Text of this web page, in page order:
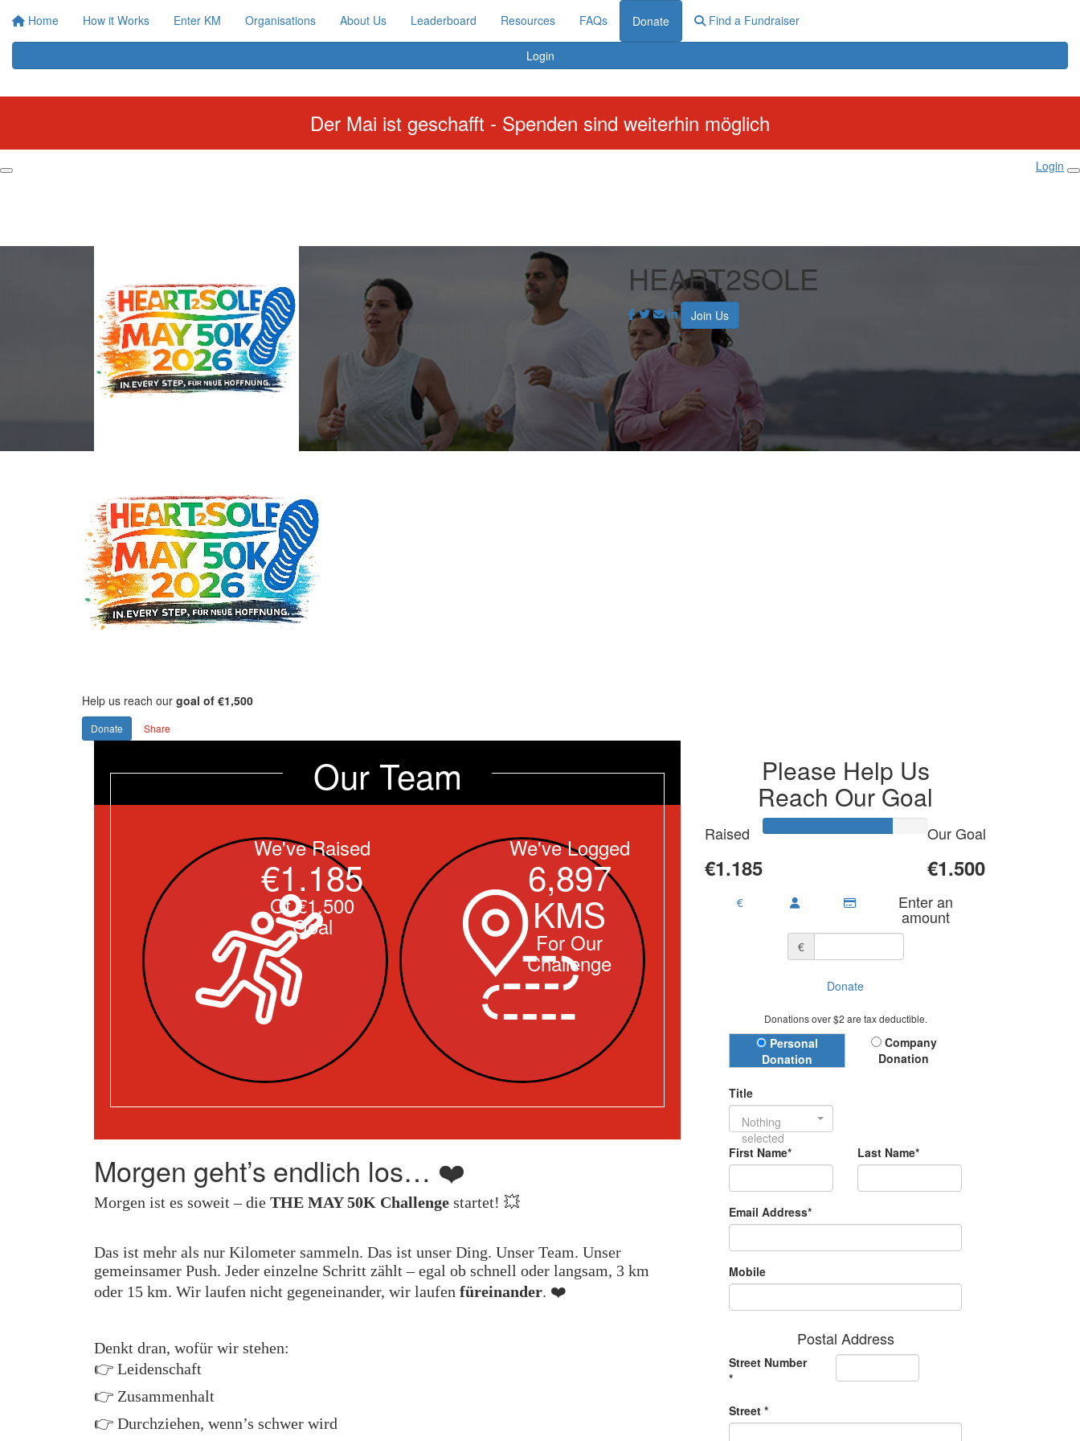
Home How it Works Enter KM Organisations About Us Leaderboard Resources FAQs Donate Find a Fundraiser
Login
Der Mai ist geschafft - Spenden sind weiterhin möglich
Login
HEART2SOLE
Join Us
Help us reach our goal of €1,500
Donate Share
Please Help Us
Reach Our Goal
Raised
€1.185
Our Goal
€1.500
€ Enter an
amount
€
Donate
Donations over $2 are tax deductible.
Donation Type
Personal
Donation
Company
Donation
Title
Nothing
selected
First Name*
Last Name*
Email Address*
Mobile
Postal Address
Street Number
*
Street *
Our Team
We've Raised
€1.185
Of €1.500
Goal
We've Logged
6,897
KMS
For Our
Challenge
Morgen geht’s endlich los… ❤️
Morgen ist es soweit – die THE MAY 50K Challenge startet! 💥
Das ist mehr als nur Kilometer sammeln. Das ist unser Ding. Unser Team. Unser
gemeinsamer Push. Jeder einzelne Schritt zählt – egal ob schnell oder langsam, 3 km
oder 15 km. Wir laufen nicht gegeneinander, wir laufen füreinander. ❤️
Denkt dran, wofür wir stehen:
👉 Leidenschaft
👉 Zusammenhalt
👉 Durchziehen, wenn’s schwer wird